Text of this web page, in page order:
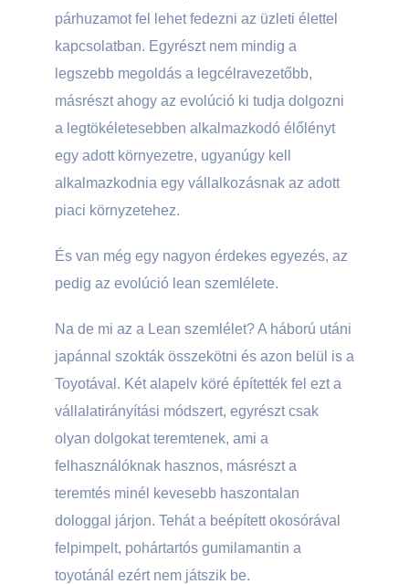
párhuzamot fel lehet fedezni az üzleti élettel
kapcsolatban. Egyrészt nem mindig a
legszebb megoldás a legcélravezetőbb,
másrészt ahogy az evolúció ki tudja dolgozni
a legtökéletesebben alkalmazkodó élőlényt
egy adott környezetre, ugyanúgy kell
alkalmazkodnia egy vállalkozásnak az adott
piaci környzetehez.
És van még egy nagyon érdekes egyezés, az
pedig az evolúció lean szemlélete.
Na de mi az a Lean szemlélet? A háború utáni
japánnal szokták összekötni és azon belül is a
Toyotával. Két alapelv köré építették fel ezt a
vállalatirányítási módszert, egyrészt csak
olyan dolgokat teremtenek, ami a
felhasználóknak hasznos, másrészt a
teremtés minél kevesebb haszontalan
dologgal járjon. Tehát a beépített okosórával
felpimpelt, pohártartós gumilamantin a
toyotánál ezért nem játszik be.